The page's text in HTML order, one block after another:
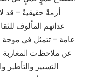
أزمةً حقيقيةً – قد
عدائهم المألوف
عامة – تتمثل في موجة
عن ملاحظات المغاربة
التسيير والتأطير